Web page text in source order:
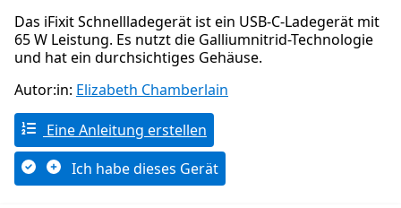
Das iFixit Schnellladegerät ist ein USB-C-Ladegerät mit
65 W Leistung. Es nutzt die Galliumnitrid-Technologie
und hat ein durchsichtiges Gehäuse.
Autor:in: Elizabeth Chamberlain
Eine Anleitung erstellen
Ich habe dieses Gerät